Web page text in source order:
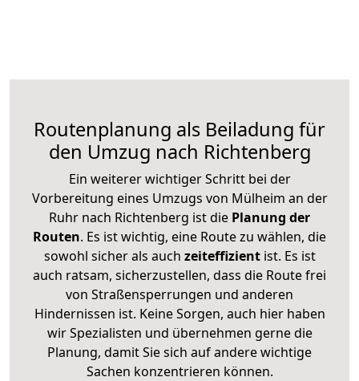
Routenplanung als Beiladung für
den Umzug nach Richtenberg
Ein weiterer wichtiger Schritt bei der
Vorbereitung eines Umzugs von Mülheim an der
Ruhr nach Richtenberg ist die Planung der
Routen. Es ist wichtig, eine Route zu wählen, die
sowohl sicher als auch zeiteffizientist. Es ist
auch ratsam, sicherzustellen, dass die Route frei
von Straßensperrungen und anderen
Hindernissen ist. Keine Sorgen, auch hier haben
wir Spezialisten und übernehmen gerne die
Planung, damit Sie sich auf andere wichtige
Sachen konzentrieren können.